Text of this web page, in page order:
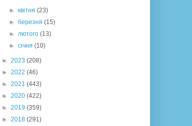
►квітня(23)
►березня(15)
►лютого(13)
►січня(10)
► 2023 (208)
► 2022 (46)
► 2021 (443)
► 2020 (422)
► 2019 (359)
► 2018 (291)